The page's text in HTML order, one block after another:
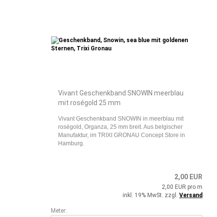
Vivant Geschenkband SNOWIN meerblau
mit roségold 25 mm
Vivant Geschenkband SNOWIN in meerblau mit
roségold, Organza, 25 mm breit. Aus belgischer
Manufaktur, im TRIXI GRONAU Concept Store in
Hamburg.
2,00 EUR
2,00 EUR pro m
inkl. 19% MwSt. zzgl. Versand
Meter: